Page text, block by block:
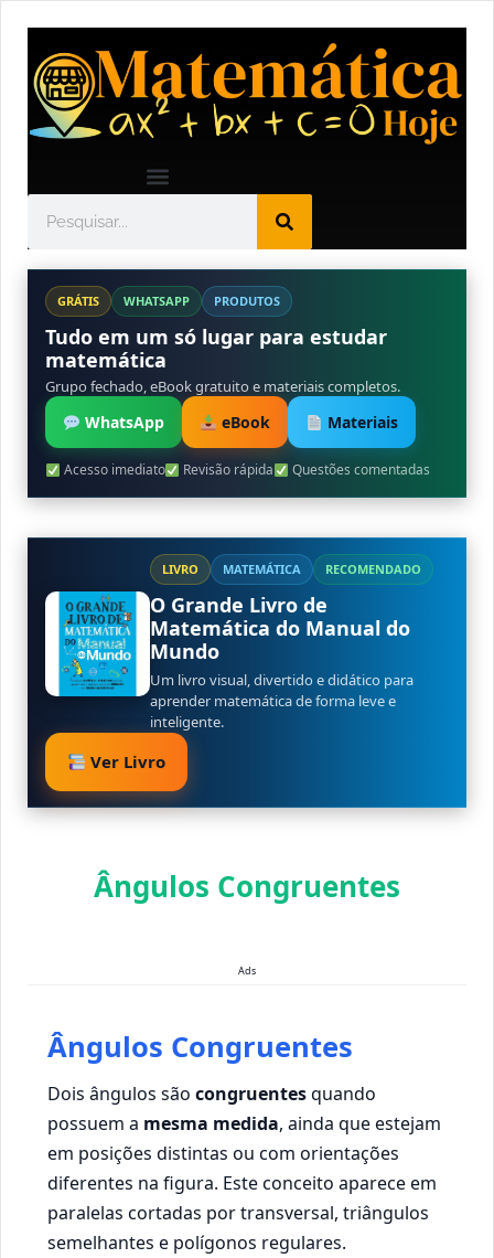
GRÁTIS WHATSAPP PRODUTOS
Tudo em um só lugar para estudar
matemática
Grupo fechado, eBook gratuito e materiais completos.
WhatsApp eBook Materiais
Acesso imediato Revisão rápida Questões comentadas
LIVRO MATEMÁTICA RECOMENDADO
O Grande Livro de
Matemática do Manual do
Mundo
Um livro visual, divertido e didático para
aprender matemática de forma leve e
inteligente.
Ver Livro
Ângulos Congruentes
Ads
Ângulos Congruentes
Dois ângulos são congruentesquando
possuem a mesma medida, ainda que estejam
em posições distintas ou com orientações
diferentes na figura. Este conceito aparece em
paralelas cortadas por transversal, triângulos
semelhantes e polígonos regulares.